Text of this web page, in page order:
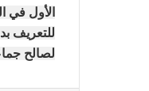
الأول في
للتعريف
لصالح